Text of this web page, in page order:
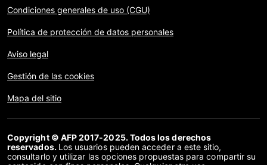
Condiciones generales de uso (CGU)
Política de protección de datos personales
Aviso legal
Gestión de las cookies
Mapa del sitio
Copyright © AFP 2017-2025. Todos los derechos
reservados. Los usuarios pueden acceder a este sitio,
consultarlo y utilizar las opciones propuestas para compartir su